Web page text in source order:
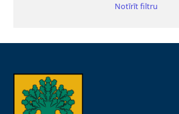
Notīrīt filtru